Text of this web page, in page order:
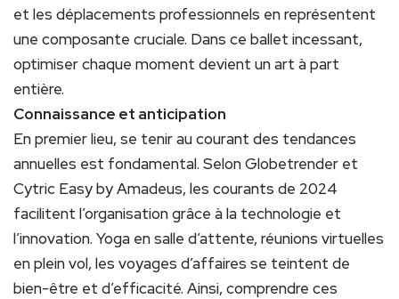
et les déplacements professionnels en représentent
une composante cruciale. Dans ce ballet incessant,
optimiser chaque moment devient un art à part
entière.
Connaissance et anticipation
En premier lieu, se tenir au courant des tendances
annuelles est fondamental. Selon Globetrender et
Cytric Easy by Amadeus, les courants de 2024
facilitent l’organisation grâce à la technologie et
l’innovation. Yoga en salle d’attente, réunions virtuelles
en plein vol, les voyages d’affaires se teintent de
bien-être et d’efficacité. Ainsi, comprendre ces